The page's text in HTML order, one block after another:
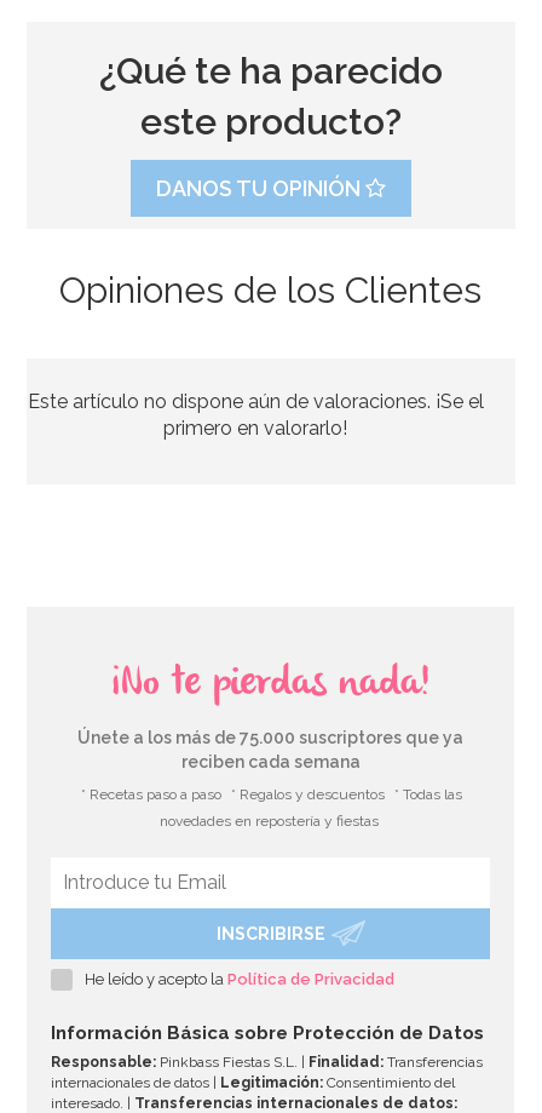
11,50€
¿Qué te ha parecido
este producto?
DANOS TU OPINIÓN
Opiniones de los Clientes
Este artículo no dispone aún de valoraciones. ¡Se el
primero en valorarlo!
¡No te pierdas nada!
Únete a los más de 75.000 suscriptores que ya
reciben cada semana
* Recetas paso a paso * Regalos y descuentos
* Todas las
novedades en repostería y fiestas
INSCRIBIRSE
He leído y acepto laPolítica de Privacidad
Información Básica sobre Protección de Datos
Responsable: Pinkbass Fiestas S.L. | Finalidad: Transferencias
internacionales de datos |
Legitimación: Consentimiento del
interesado. | Transferencias internacionales de datos: